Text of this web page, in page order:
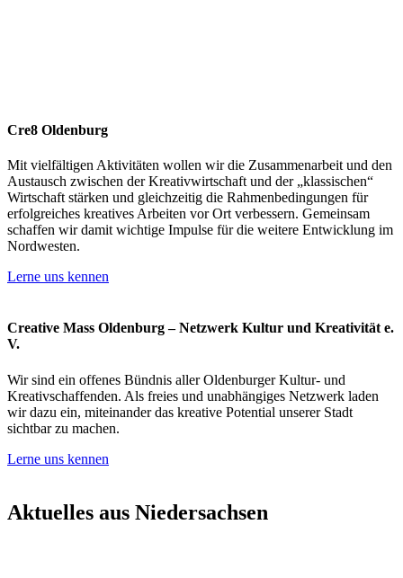
Cre8 Oldenburg
Mit vielfältigen Aktivitäten wollen wir die Zusammenarbeit und den
Austausch zwischen der Kreativwirtschaft und der „klassischen“
Wirtschaft stärken und gleichzeitig die Rahmenbedingungen für
erfolgreiches kreatives Arbeiten vor Ort verbessern. Gemeinsam
schaffen wir damit wichtige Impulse für die weitere Entwicklung im
Nordwesten.
Lerne uns kennen
Creative Mass Oldenburg – Netzwerk Kultur und Kreativität e.
V.
Wir sind ein offenes Bündnis aller Oldenburger Kultur- und
Kreativschaffenden. Als freies und unabhängiges Netzwerk laden
wir dazu ein, miteinander das kreative Potential unserer Stadt
sichtbar zu machen.
Lerne uns kennen
Aktuelles aus Niedersachsen